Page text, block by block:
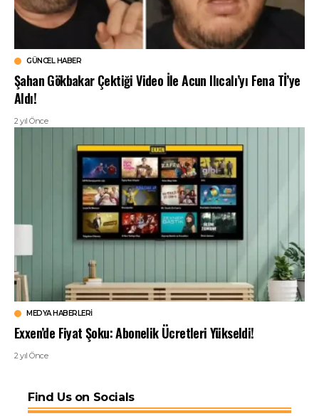
GÜNCEL HABER
Şahan Gökbakar Çektiği Video İle Acun Ilıcalı’yı Fena Tİ’ye
Aldı!
2 yıl Önce
MEDYA HABERLERI
Exxen’de Fiyat Şoku: Abonelik Ücretleri Yükseldi!
2 yıl Önce
Find Us on Socials